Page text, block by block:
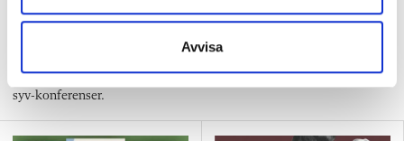
Avvisa
om! I nya numret av Vi Vägledare träffar vi de nya
programansvariga, och redaktör Kjell Häglund förklarar vikten av
syv-konferenser.